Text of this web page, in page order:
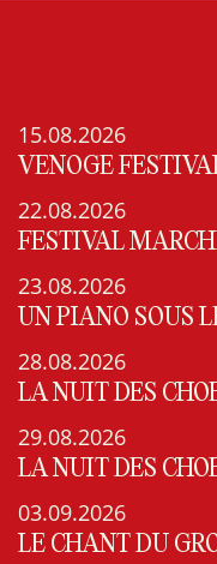
15.08.2026
VENOGE
22.08.2026
FESTIVAL
23.08.2026
UN PIANO SOUS
28.08.2026
LA NUIT DES
29.08.2026
LA NUIT DES
03.09.2026
LE CHANT DU